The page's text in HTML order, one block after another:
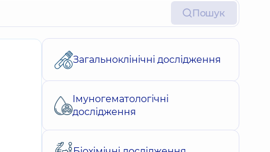
Пошук
Загальноклінічні дослідження
Імуногематологічні
дослідження